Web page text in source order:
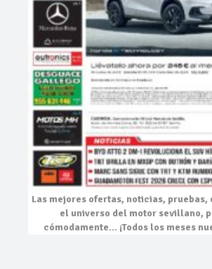
Las mejores ofertas, noticias, pruebas,
el universo del motor sevillano,
cómodamente… ¡Todos los meses